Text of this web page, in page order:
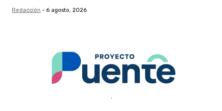
Redacción - 6 agosto, 2026
.